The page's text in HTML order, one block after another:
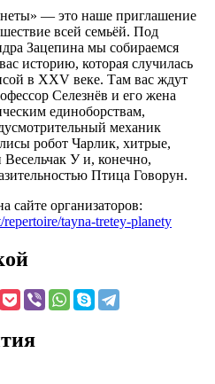
— это наше приглашение
всей семьёй. Под
Зацепина мы собираемся
историю, которая случилась
в XXV веке. Там вас ждут
Селезнёв и его жена
единоборствам,
механик
робот Чарлик, хитрые,
У и, конечно,
Птица Говорун.
сайте организаторов:
tayna-tretey-planety